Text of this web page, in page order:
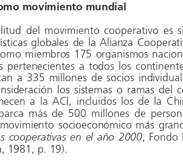
movimiento mundial
del  movimiento  cooperativo  es
globales  de  la  Alianza  Coopera
miembros 175 organismos
pertenecientes  a  todos  los
a  335  millones  de  socios
los  sistemas  o  ramas  del
a  la  ACI,  incluidos  los  de  la
más  de  500  millones  de
socioeconómico  más
cooperativas  en  el  año  2000,  Fondo
1981, p. 19).